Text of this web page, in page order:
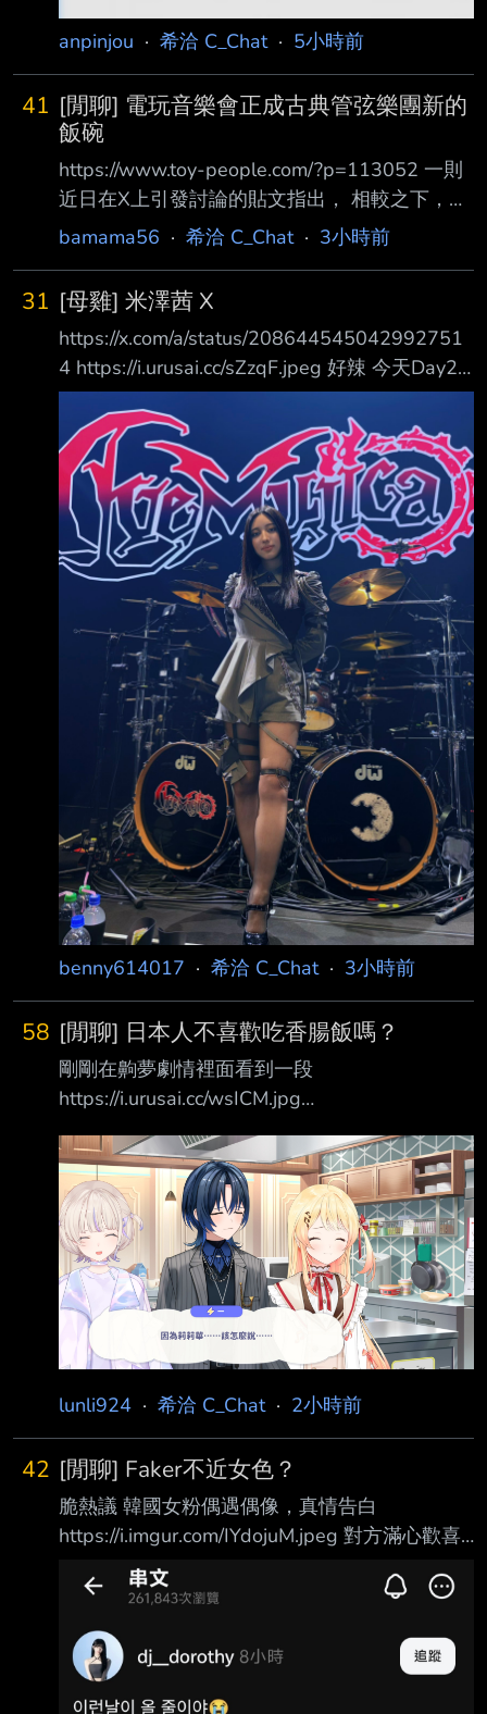
anpinjou · 希洽 C_Chat· 5小時前
41 [閒聊] 電玩音樂會正成古典管弦樂團新的
飯碗
https://www.toy-people.com/?p=113052 一則
近日在X上引發討論的貼文指出， 相較之下，遊
戲音樂演奏會卻能吸引大量年輕觀眾，形成截然
房成績。 這項話題最初由海外推主 Aakash
Gupta 提出。他指出， 美國管弦樂團的票房收
入平均僅能負擔約三分之一的年度預算，而且這
還是在經營狀況相 對健康的情況下。 2010年以
來，包括費城、路易斯維爾、檀香山及雪城等地
的管弦樂團都曾申請破產。 他認為，古典音樂
長期以來的經營模式本來就是依靠外部
bamama56 · 希洽 C_Chat· 3小時前
31 [母雞] 米澤茜 X
https://x.com/a/status/208644545042992751
4 https://i.urusai.cc/sZzqF.jpeg 好辣 今天Day2
的鼓solo也是超神 --
benny614017 · 希洽 C_Chat· 3小時前
58 [閒聊] 日本人不喜歡吃香腸飯嗎？
剛剛在齁夢劇情裡面看到一段
https://i.urusai.cc/wsICM.jpg
https://i.urusai.cc/z0Ytg.jpg
https://i.urusai.cc/S0sVO.jpg 仔細想想 把香腸放
到微波好的飯菜上 那不就是燒臘店常常在賣的
香腸飯嗎？ 我看台灣人經常在吃呀 這個有很限
界嗎 日本人不喜歡吃香腸飯嗎？ --
lunli924 · 希洽 C_Chat· 2小時前
42 [閒聊] Faker不近女色？
脆熱議 韓國女粉偶遇偶像，真情告白
https://i.imgur.com/IYdojuM.jpeg 對方滿心歡喜
的比了愛心 結果Faker只擺出招牌一號姿勢
https://i.imgur.com/gL33LwR.jpeg
Faker合照也是類似場景
https://i.imgur.com/ErNQOSK.jpeg 連G搜都有